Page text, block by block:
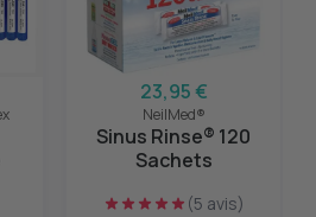
23,95 €
NeilMed®
Sinus Rinse® 120
Sachets
(5 avis)